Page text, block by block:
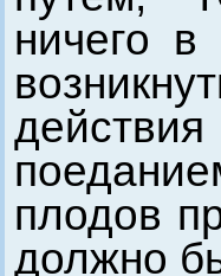
ничего
плодов
должно